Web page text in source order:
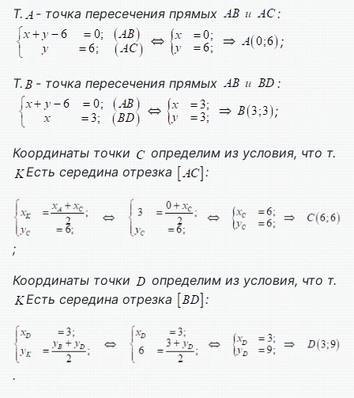
Т. - точка пересечения прямых
:
;
Т. - точка пересечения прямых
:
;
Координаты точки
определим из условия, что т.
Есть середина отрезка
:
;
Координаты точки
определим из условия, что т.
Есть середина отрезка
:
.